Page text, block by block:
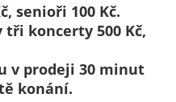
senioři 100 Kč.
koncerty 500 Kč,
v prodeji 30 minut
konání.
našeho webu.
Pokud
používání
analytických